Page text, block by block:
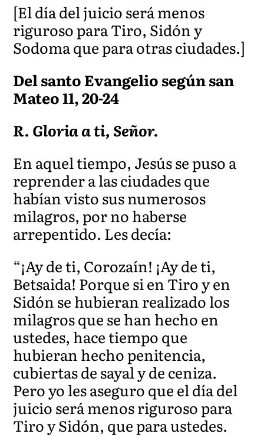
[El día del juicio será menos
riguroso para Tiro, Sidón y
Sodoma que para otras ciudades.]
Del santo Evangelio según san
Mateo 11,20-24
R. Gloria a ti, Señor.
En aquel tiempo, Jesús se puso a
reprender a las ciudades que
habían visto sus numerosos
milagros, por no haberse
arrepentido. Les decía:
“¡Ay de ti, Corozaín! ¡Ay de ti,
Betsaida! Porque si en Tiro y en
Sidónse hubieran realizado los
milagros que se han hecho en
ustedes, hace tiempo que
hubieran hecho penitencia,
cubiertas de sayal y de ceniza.
Pero yo les aseguro que el día del
juicio será menos riguroso para
Tiro y Sidón, que para ustedes.